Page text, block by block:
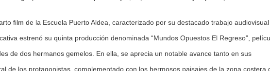
film de la Escuela Puerto Aldea, caracterizado por su destacado trabajo audiovisual
estrenó su quinta producción denominada “Mundos Opuestos El Regreso”,
de dos hermanos gemelos. En ella, se aprecia un notable avance tanto en sus
de los protagonistas, complementado con los hermosos paisajes de la zona costera